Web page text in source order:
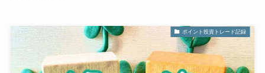
ポイント投資トレード記録